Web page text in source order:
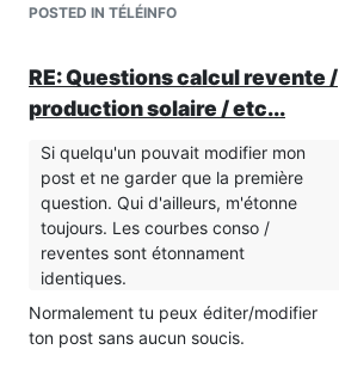
truc, je crois comprendre ce qu'il se
passe et je pense avoir trouvé le bug
!!!!!
L'ESP aligne par défaut les structures et
leur contenu sur 4 octets et donc en
fonction des tailles label/value tout peut
changer et on se retrouve avec des
alignement foireux (j'ai déjà rencontré
ce souci en sauvant des config sous
forme de structure en flash) que j'ai
réglé avec des directives pragma pour
aligner sur 1 octet.
POSTED IN TÉLÉINFO
RE: Questions calcul revente /
production solaire / etc...
Si quelqu'un pouvait modifier mon
post et ne garder que la première
question. Qui d'ailleurs, m'étonne
toujours. Les courbes conso /
reventes sont étonnament
identiques.
Normalement tu peux éditer/modifier
ton post sans aucun soucis.